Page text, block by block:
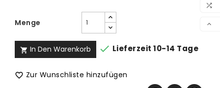


Menge
 In Den Warenkorb  Lieferzeit 10-14 Tage
 Zur Wunschliste hinzufügen